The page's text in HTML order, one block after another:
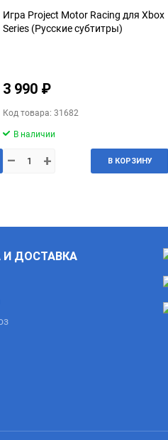
Игра Project Motor Racing для Xbox
Series (Русские субтитры)
3 990 ₽
Код товара: 31682
В наличии
– + В КОРЗИНУ
И ДОСТАВКА